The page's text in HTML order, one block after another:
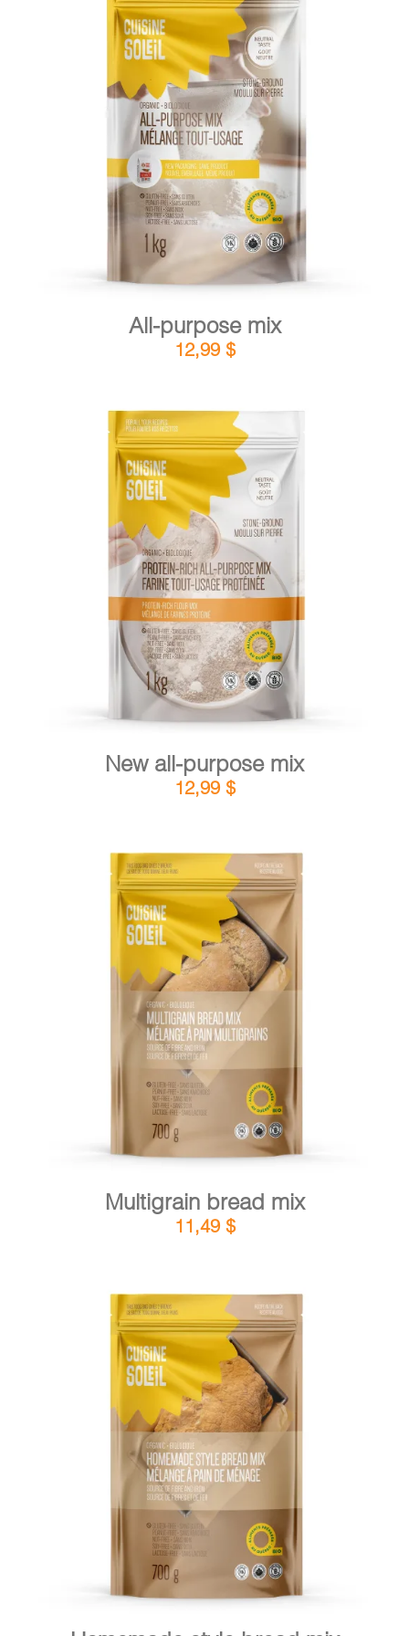
CART
FR
ADD TO CART / DETAILS
All-purpose mix
12,99 $
ADD TO CART / DETAILS
New all-purpose mix
12,99 $
ADD TO CART / DETAILS
Multigrain bread mix
11,49 $
ADD TO CART DETAILS